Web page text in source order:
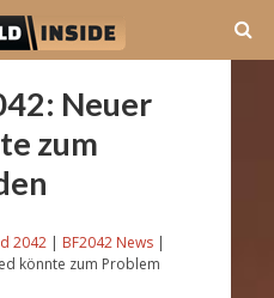
Neuer
zum
2042 | BF2042 News |
könnte zum Problem